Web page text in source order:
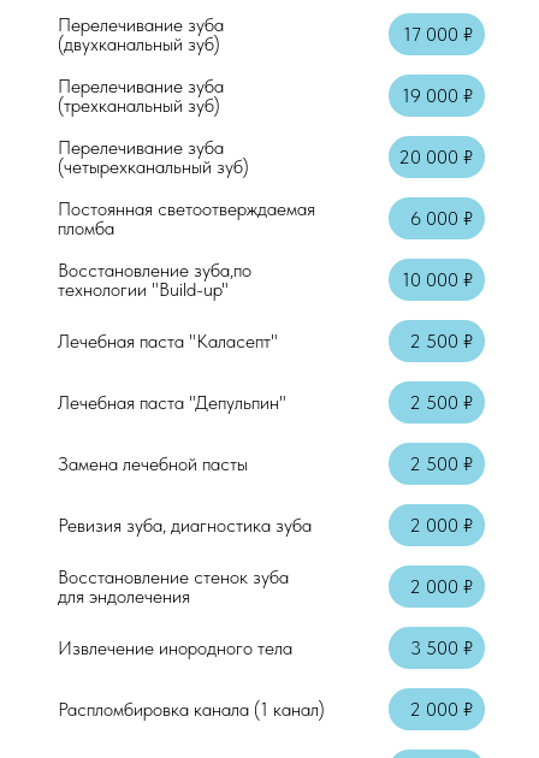
2 000 ₽
Распломбировка канала (1 канал)
3 500 ₽
Извлечение инородного тела
2 000 ₽
Восстановление стенок зуба
для эндолечения
2 000 ₽
Ревизия зуба, диагностика зуба
2 500 ₽
Замена лечебной пасты
2 500 ₽
Лечебная паста "Депульпин"
2 500 ₽
Лечебная паста "Каласепт"
10 000 ₽
Восстановление зуба,по
технологии "Build-up"
6 000 ₽
Постоянная светоотверждаемая
пломба
20 000 ₽
Перелечивание зуба
(четырехканальный зуб)
19 000 ₽
Перелечивание зуба
(трехканальный зуб)
17 000 ₽
Перелечивание зуба
(двухканальный зуб)